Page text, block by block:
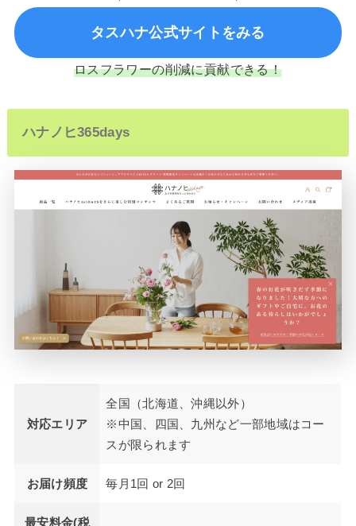
タスハナ公式サイトをみる
ロスフラワーの削減に貢献できる！
ハナノヒ365days
対応エリア
全国（北海道、沖縄以外）
※中国、四国、九州など一部地域はコー
スが限られます
お届け頻度 毎月1回 or 2回
最安料金(税